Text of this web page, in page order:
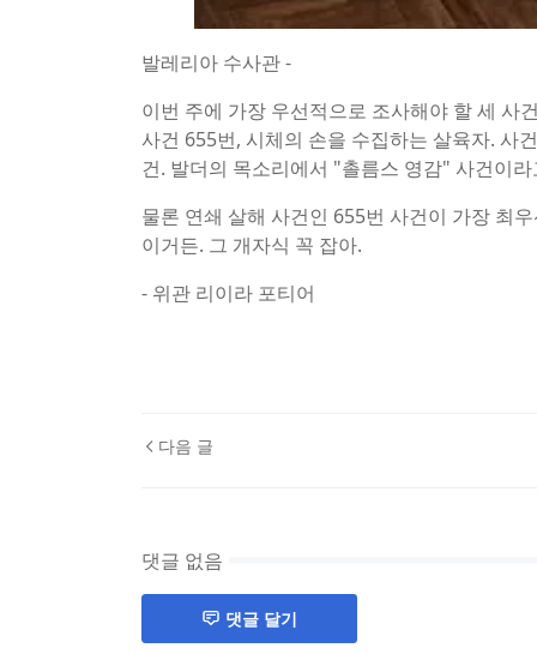
발레리아 수사관 -
이번 주에 가장 우선적으로 조사해야 할 세 사
사건 655번, 시체의 손을 수집하는 살육자. 사
건. 발더의 목소리에서 "촐름스 영감" 사건이
물론 연쇄 살해 사건인 655번 사건이 가장 최
이거든. 그 개자식 꼭 잡아.
- 위관 리이라 포티어
다음 글
댓글 없음
댓글 달기